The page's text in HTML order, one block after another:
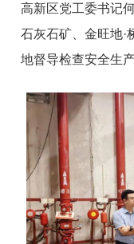
高新区党工委书记
石灰石矿、金旺地·
地督导检查安全生产